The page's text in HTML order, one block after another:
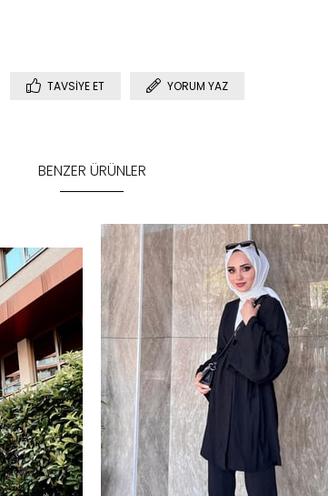
TAVSIYE ET YORUM YAZ
BENZER ÜRÜNLER